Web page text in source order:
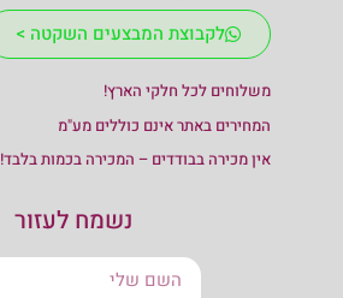
לקבוצת המבצעים השקטה >
משלוחים לכל חלקי הארץ!
המחירים באתר אינם כוללים מע"מ
אין מכירה בבודדים – המכירה בכמות בלבד!
נשמח לעזור